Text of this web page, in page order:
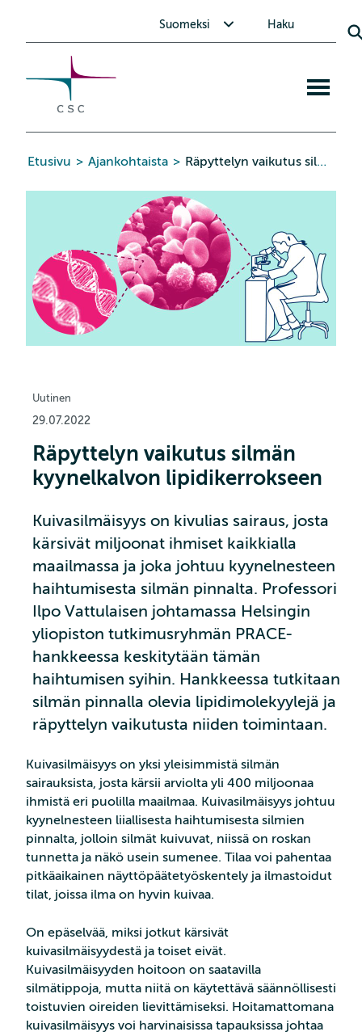
Suomeksi Haku
Etusivu > Ajankohtaista > Räpyttelyn vaikutus silmän kyynelkalvon lipidikerrokseen
Uutinen
29.07.2022
Räpyttelyn vaikutus silmän
kyynelkalvon lipidikerrokseen
Kuivasilmäisyys on kivulias sairaus, josta
kärsivät miljoonat ihmiset kaikkialla
maailmassa ja joka johtuu kyynelnesteen
haihtumisesta silmän pinnalta. Professori
Ilpo Vattulaisen johtamassa Helsingin
yliopiston tutkimusryhmän PRACE-
hankkeessa keskitytään tämän
haihtumisen syihin. Hankkeessa tutkitaan
silmän pinnalla olevia lipidimolekyylejä ja
räpyttelyn vaikutusta niiden toimintaan.
Kuivasilmäisyys on yksi yleisimmistä silmän
sairauksista, josta kärsii arviolta yli 400 miljoonaa
ihmistä eri puolilla maailmaa. Kuivasilmäisyys johtuu
kyynelnesteen liiallisesta haihtumisesta silmien
pinnalta, jolloin silmät kuivuvat, niissä on roskan
tunnetta ja näkö usein sumenee. Tilaa voi pahentaa
pitkäaikainen näyttöpäätetyöskentely ja ilmastoidut
tilat, joissa ilma on hyvin kuivaa.
On epäselvää, miksi jotkut kärsivät
kuivasilmäisyydestä ja toiset eivät.
Kuivasilmäisyyden hoitoon on saatavilla
silmätippoja, mutta niitä on käytettävä säännöllisesti
toistuvien oireiden lievittämiseksi. Hoitamattomana
kuivasilmäisyys voi harvinaisissa tapauksissa johtaa